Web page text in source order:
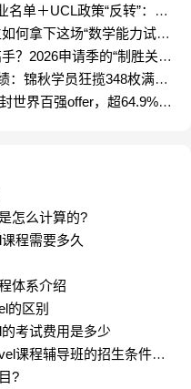
TARA筛选的是“会不会
TARA？
）
名单＋UCL政策“反转”：报
又取消了
何拿下这场“数学能力试金
？2026申请季的“制胜关键”
：锦秋学员狂揽348枚满
世界百强offer，超64.9%学
怎么计算的?
程需要多久
体系介绍
的区别
考试费用是多少
课程辅导班的招生条件是
?